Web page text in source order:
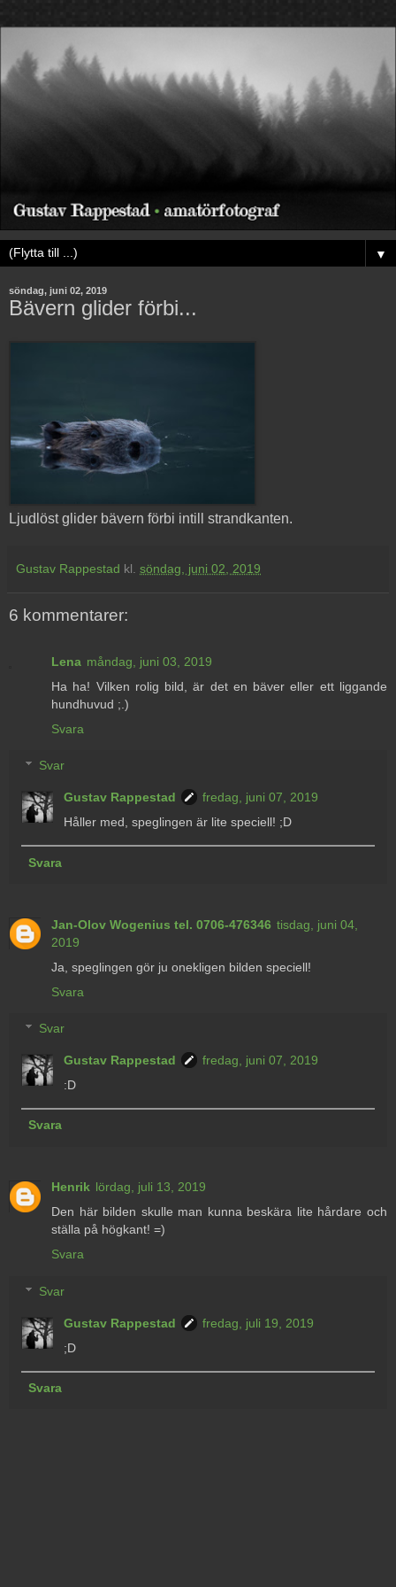
▼
söndag, juni 02, 2019
Bävern glider förbi...
Ljudlöst glider bävern förbi intill strandkanten.
Gustav Rappestad kl. söndag, juni 02, 2019
6 kommentarer:
Lena måndag, juni 03, 2019
Ha ha! Vilken rolig bild, är det en bäver eller ett liggande
hundhuvud ;.)
Svara
Svar
Gustav Rappestad
fredag, juni 07, 2019
Håller med, speglingen är lite speciell! ;D
Svara
Jan-Olov Wogenius tel. 0706-476346 tisdag, juni 04,
2019
Ja, speglingen gör ju onekligen bilden speciell!
Svara
Svar
Gustav Rappestad
fredag, juni 07, 2019
:D
Svara
Henrik lördag, juli 13, 2019
Den här bilden skulle man kunna beskära lite hårdare och
ställa på högkant! =)
Svara
Svar
Gustav Rappestad
fredag, juli 19, 2019
;D
Svara